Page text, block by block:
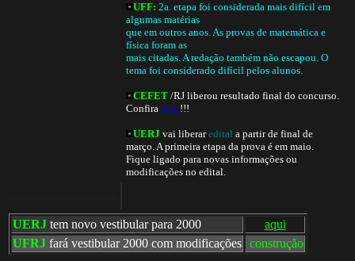
UFF: 2a. etapa foi considerada mais difícil em
algumas matérias
que em outros anos. As provas de matemática e
física foram as
mais citadas. A redação também não escapou. O
tema foi considerado difícil pelos alunos.
CEFET /RJ liberou resultado final do concurso.
Confira aqui!!!
UERJ vai liberaredital a partir de final de
março. A primeira etapa da prova é em maio.
Fique ligado para novas informações ou
modificações no edital.
UERJ tem novo vestibular para 2000
aqui
UFRJ fará vestibular 2000 com modificações construção